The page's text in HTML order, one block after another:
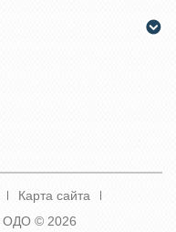
Карта сайта
ОДО © 2026